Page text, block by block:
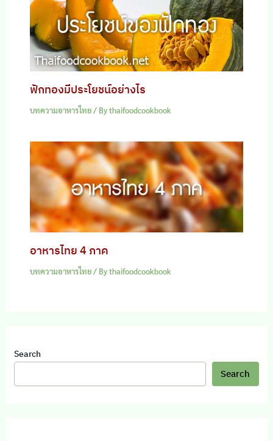
ฟักทองมีประโยชน์อย่างไร
บทความอาหารไทย/ Bythaifoodcookbook
อาหารไทย 4 ภาค
บทความอาหารไทย/ Bythaifoodcookbook
Search
Search